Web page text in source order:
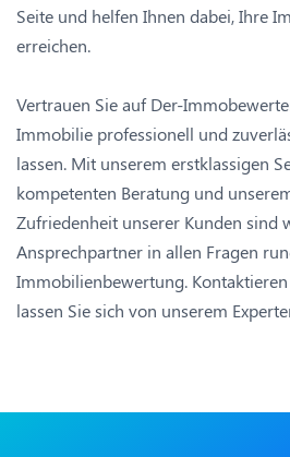
Seite und helfen Ihnen dabei, Ihre
erreichen.
Vertrauen Sie auf Der-
Immobilie professionell und
lassen. Mit unserem erstklassigen
kompetenten Beratung und
Zufriedenheit unserer Kunden sind
Ansprechpartner in allen Fragen
Immobilienbewertung.
lassen Sie sich von unserem